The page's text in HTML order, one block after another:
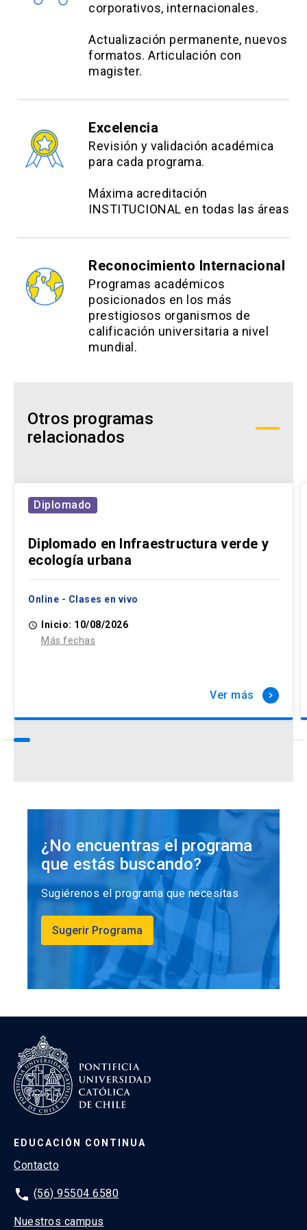
corporativos, internacionales.
Actualización permanente, nuevos
formatos. Articulación con
magister.
Excelencia
Revisión y validación académica
para cada programa.
Máxima acreditación
INSTITUCIONAL en todas las áreas
Reconocimiento Internacional
Programas académicos
posicionados en los más
prestigiosos organismos de
calificación universitaria a nivel
mundial.
Otros programas
relacionados
Diplomado
Diplomado en Infraestructura verde y
ecología urbana
Online - Clases en vivo
access_time
Inicio: 10/08/2026
Más fechas
Ver más keyboard_arrow_right
¿No encuentras el programa
que estás buscando?
Sugiérenos el programa que necesitas
Sugerir Programa
EDUCACIÓN CONTINUA
Contacto
phone (56) 95504 6580
Nuestros campus